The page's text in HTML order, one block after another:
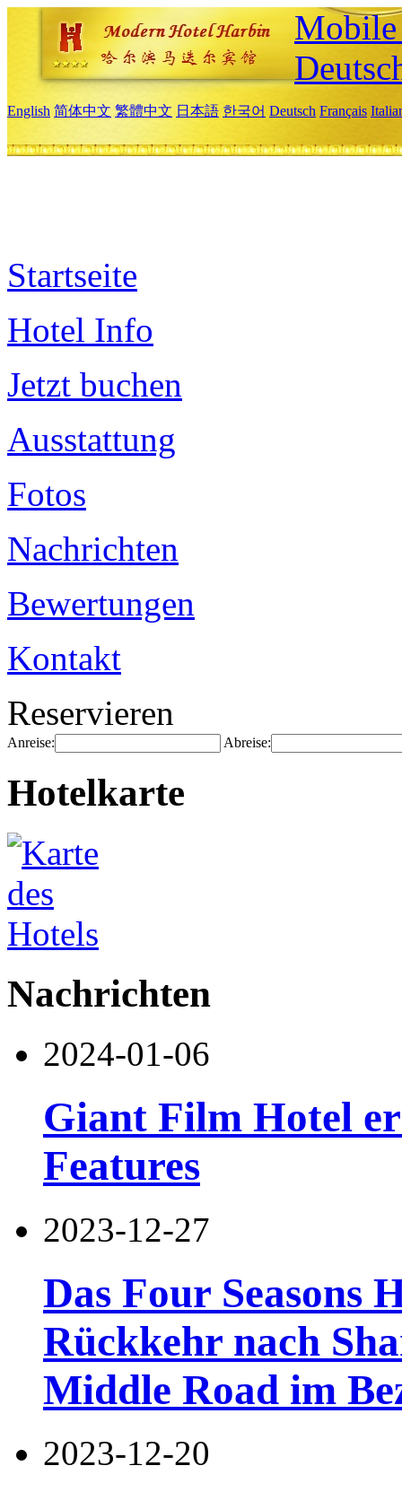
English 简体中文 繁體中文 日本語 한국어 Deutsch Français
Startseite
Hotel Info
Jetzt buchen
Ausstattung
Fotos
Nachrichten
Bewertungen
Kontakt
Reservieren
Anreise: Abreise:
Hotelkarte
Nachrichten
2024-01-06
Giant Film Hotel
Features
2023-12-27
Das Four Seasons
Rückkehr nach
Middle Road im
2023-12-20